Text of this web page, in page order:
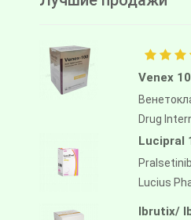
Venex
Drug
Lucipral
Pralsetinib
Lucius
Ibrutix/